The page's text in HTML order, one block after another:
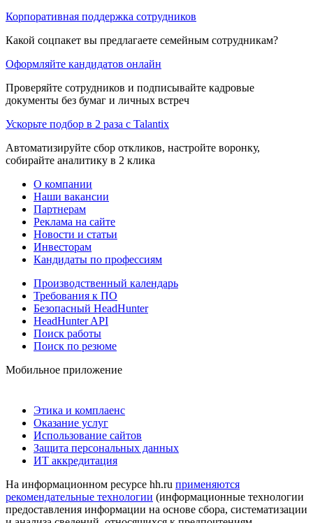
Корпоративная поддержка сотрудников
Какой соцпакет вы предлагаете семейным сотрудникам?
Оформляйте кандидатов онлайн
Проверяйте сотрудников и подписывайте кадровые
документы без бумаг и личных встреч
Ускорьте подбор в 2 раза с Talantix
Автоматизируйте сбор откликов, настройте воронку,
собирайте аналитику в 2 клика
О компании
Наши вакансии
Партнерам
Реклама на сайте
Новости и статьи
Инвесторам
Кандидаты по профессиям
Производственный календарь
Требования к ПО
Безопасный HeadHunter
HeadHunter API
Поиск работы
Поиск по резюме
Мобильное приложение
Этика и комплаенс
Оказание услуг
Использование сайтов
Защита персональных данных
ИТ аккредитация
На информационном ресурсе hh.ru применяются
рекомендательные технологии (информационные технологии
предоставления информации на основе сбора, систематизации